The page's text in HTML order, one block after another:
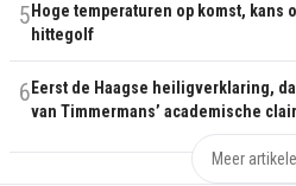
5 Hoge temperaturen op komst, kans
hittegolf
6 Eerst de Haagse heiligverklaring,
van Timmermans’ academische
Meer